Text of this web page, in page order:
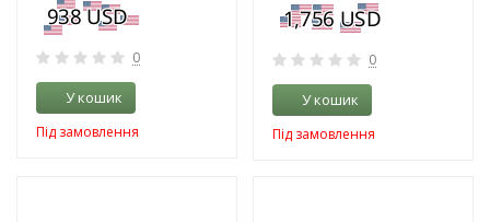
0
У кошик
Під замовлення
0
У кошик
Під замовлення